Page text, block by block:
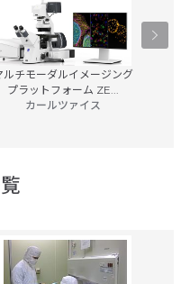
ルチモーダルイメージング
プラットフォーム ZE...
カールツァイス